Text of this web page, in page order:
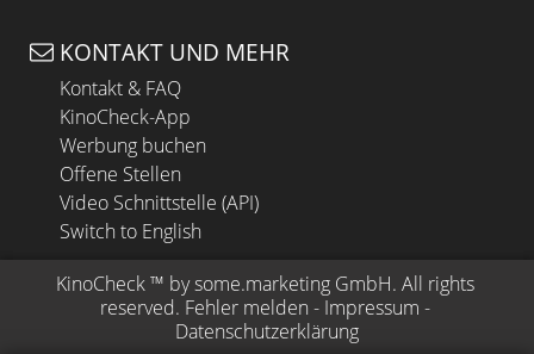
KONTAKT UND MEHR
Kontakt & FAQ
KinoCheck-App
Werbung buchen
Offene Stellen
Video Schnittstelle (API)
Switch to English
KinoCheck ™ by some.marketing GmbH. All rights
reserved. Fehler melden - Impressum -
Datenschutzerklärung